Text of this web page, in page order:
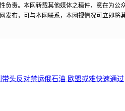
负责。本网转载其他媒体之稿件，意在为
发布，可与本网联系，本网视情况可立即将其
带头反对禁运俄石油 欧盟或难快速通过